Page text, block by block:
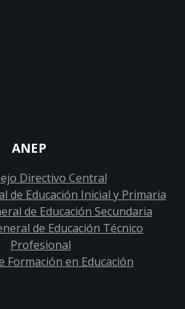
ANEP
Directivo Central
de Educación Inicial y Primaria
de Educación Secundaria
de Educación Técnico
Profesional
Formación en Educación